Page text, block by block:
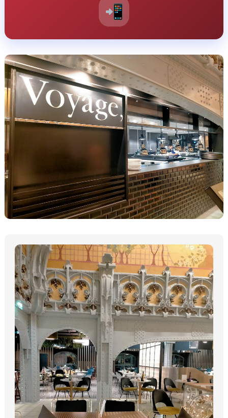
📲